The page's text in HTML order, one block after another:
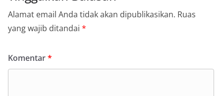
Alamat email Anda tidak akan dipublikasikan. Ruas
yang wajib ditandai *
Komentar*